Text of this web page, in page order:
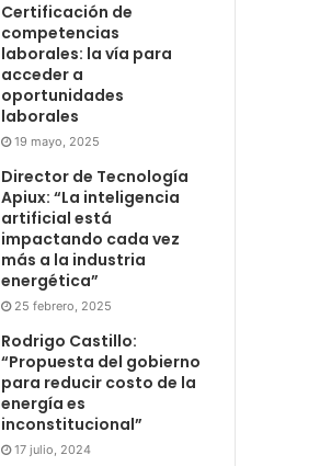
Certificación de
competencias
laborales: la vía para
acceder a
oportunidades
laborales
19 mayo, 2025
Director de Tecnología
Apiux: “La inteligencia
artificial está
impactando cada vez
más a la industria
energética”
25 febrero, 2025
Rodrigo Castillo:
“Propuesta del gobierno
para reducir costo de la
energía es
inconstitucional”
17 julio, 2024